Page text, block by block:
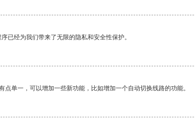
已经为我们带来了无限的隐私和安全性保护。
点单一，可以增加一些新功能，比如增加一个自动切换线路的功能。